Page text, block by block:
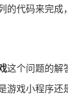
代码来完成
这个问题的解
游戏小程序